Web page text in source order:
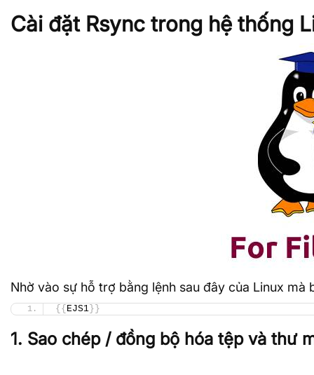
Cài đặt Rsync trong hệ thống
Nhờ vào sự hỗ trợ bằng lệnh sau đây của Linux
{{ EJS1 }}
1. Sao chép / đồng bộ hóa tệp và thư